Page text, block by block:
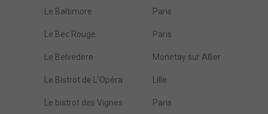
Le Baltimore Paris
Le Bec Rouge Paris
Le Belvedere Monetay sur Allier
Le Bistrot de L'Opéra Lille
Le bistrot des Vignes Paris